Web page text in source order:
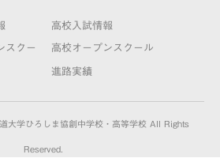
スクー
高校入試情報
高校オープンスクール
進路実績
大学ひろしま協創中学校・高等学校 All Rights
Reserved.